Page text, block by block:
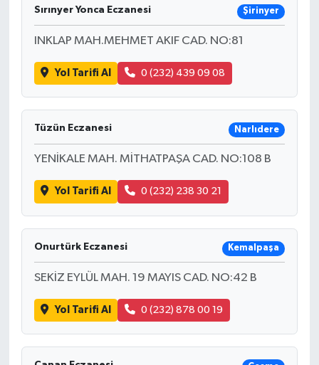
Sırınyer Yonca Eczanesi Şirinyer
INKLAP MAH.MEHMET AKIF CAD. NO:81
Yol Tarifi Al 0 (232) 439 09 08
Tüzün Eczanesi Narlıdere
YENİKALE MAH. MİTHATPAŞA CAD. NO:108 B
Yol Tarifi Al 0 (232) 238 30 21
Onurtürk Eczanesi Kemalpaşa
SEKİZ EYLÜL MAH. 19 MAYIS CAD. NO:42 B
Yol Tarifi Al 0 (232) 878 00 19